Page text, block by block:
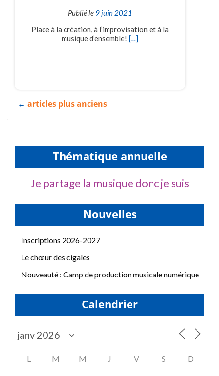
Publié le 9 juin 2021
Place à la création, à l’improvisation et à la
musique d’ensemble![…]
Navigation
← articles plus anciens
Thématique annuelle
Je partage la musique donc je suis
Nouvelles
Inscriptions 2026-2027
Le chœur des cigales
Nouveauté : Camp de production musicale numérique
Calendrier
L M M J V S D